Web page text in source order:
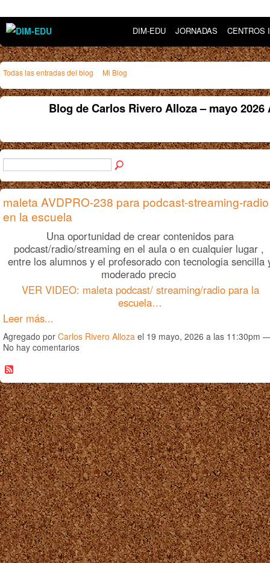
DIM-EDU JORNADAS CENTROS
Todas las entradas del blog Mi Blog
Blog de Carlos Rivero Alloza – mayo
maleta AVDPRO-238 para podcast-streaming-radio
en la escuela
Una oportunidad de crear contenidos para
podcast/radio/streaming en el aula o en cualquier lugar ,
entre los alumnos y el profesorado con tecnologia sencilla
moderado precio
VER VIDEO: maleta podcast/ streaming/radio para la
escuela…
Leer más...
Agregado por Carlos Rivero Alloza el 19 mayo, 2026 a las 11:30pm
No hay comentarios